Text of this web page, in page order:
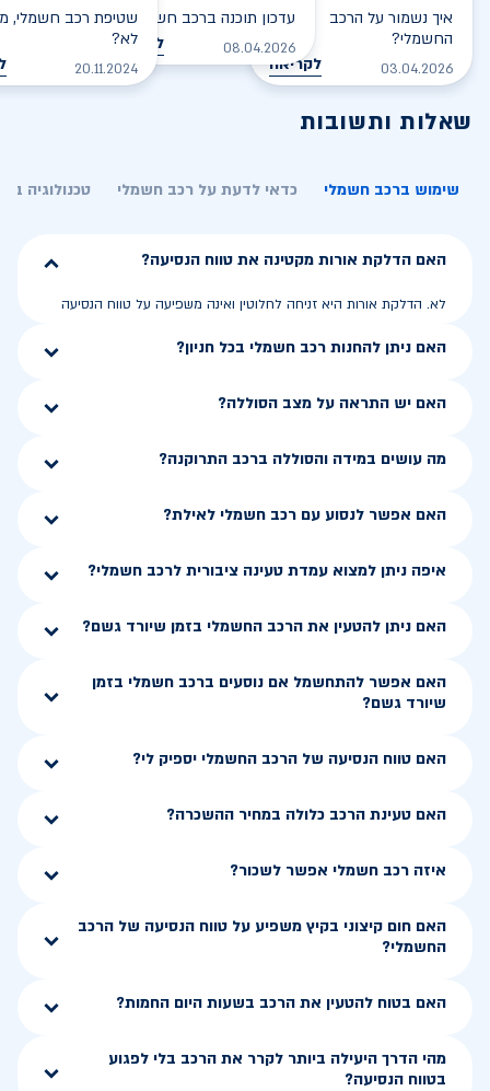
איך נשמור על הרכב
החשמלי?
03.04.2026 לקריאה
עדכון תוכנה ברכב חשמלי
08.04.2026 לקריאה
שטיפת רכב חשמלי,
לא?
20.11.2024
שאלות ותשובות
שימוש ברכב חשמלי כדאי לדעת על רכב חשמלי טכנולוגיה
האם הדלקת אורות מקטינה את טווח הנסיעה?
לא. הדלקת אורות היא זניחה לחלוטין ואינה משפיעה על טווח הנסיעה
האם ניתן להחנות רכב חשמלי בכל חניון?
האם יש התראה על מצב הסוללה?
מה עושים במידה והסוללה ברכב התרוקנה?
האם אפשר לנסוע עם רכב חשמלי לאילת?
איפה ניתן למצוא עמדת טעינה ציבורית לרכב חשמלי?
האם ניתן להטעין את הרכב החשמלי בזמן שיורד גשם?
האם אפשר להתחשמל אם נוסעים ברכב חשמלי בזמן
שיורד גשם?
האם טווח הנסיעה של הרכב החשמלי יספיק לי?
האם טעינת הרכב כלולה במחיר ההשכרה?
איזה רכב חשמלי אפשר לשכור?
האם חום קיצוני בקיץ משפיע על טווח הנסיעה של הרכב
החשמלי?
האם בטוח להטעין את הרכב בשעות היום החמות?
מהי הדרך היעילה ביותר לקרר את הרכב בלי לפגוע
בטווח הנסיעה?